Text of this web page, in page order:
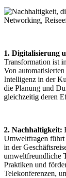
1. Digitalisierung
Transformation ist
Von
Intelligenz in der
die Planung und
gleichzeitig deren
2. Nachhaltigkeit:
Umweltfragen führt
in der
umweltfreundliche
Praktiken und
Telekonferenzen,